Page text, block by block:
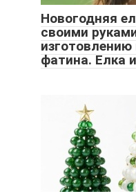
Новогодняя
своими
изготовлению
фатина. Елка